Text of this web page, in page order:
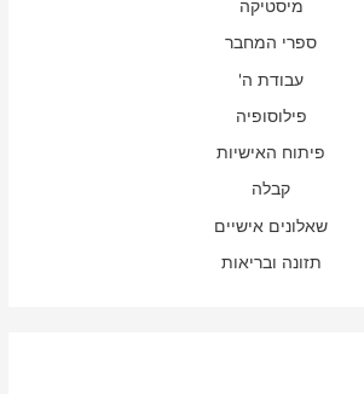
מיסטיקה
ספרי המחבר
עבודת ה'
פילוסופיה
פיתוח האישיות
קבלה
שאלונים אישיים
תזונה ובריאות